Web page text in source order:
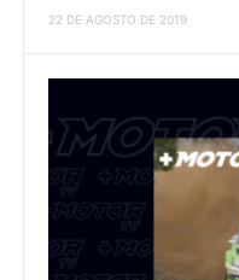
22 DE AGOSTO DE 2019